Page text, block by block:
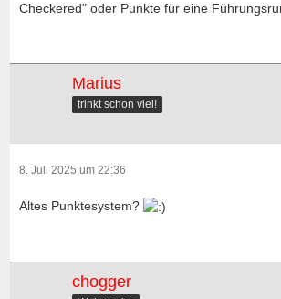
Checkered" oder Punkte für eine
Marius
trinkt schon viel!
8. Juli 2025 um 22:36
Altes Punktesystem?
chogger